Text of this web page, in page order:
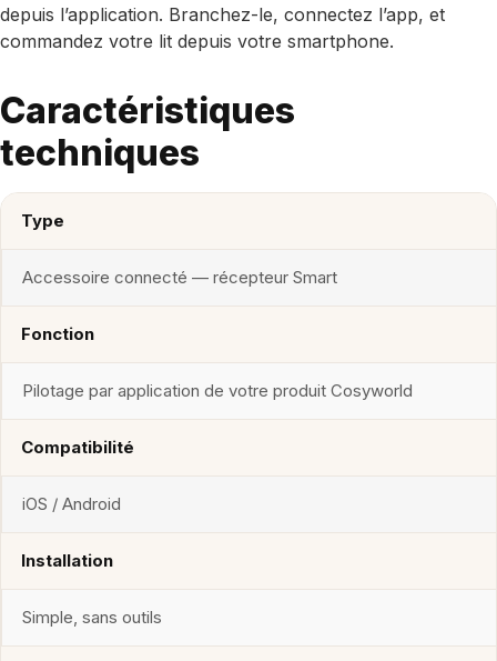
depuis l’application. Branchez-le, connectez l’app, et
commandez votre lit depuis votre smartphone.
Caractéristiques
techniques
Type
Accessoire connecté — récepteur Smart
Fonction
Pilotage par application de votre produit Cosyworld
Compatibilité
iOS / Android
Installation
Simple, sans outils